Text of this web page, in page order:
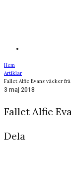
Hem
Artiklar
Fallet Alfie Evans väcker
3 maj 2018
Fallet Alfie
Dela